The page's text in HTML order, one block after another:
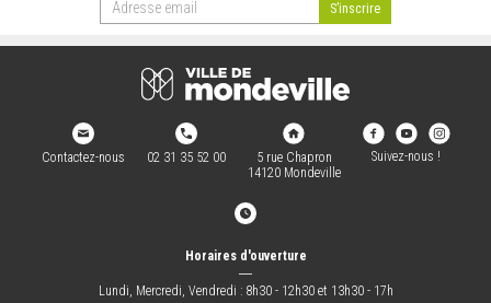
Contactez-nous 02 31 35 52 00
5 rue Chapron
14120 Mondeville
Suivez-nous !
Horaires d'ouverture
―
Lundi, Mercredi, Vendredi : 8h30 - 12h30 et 13h30 - 17h